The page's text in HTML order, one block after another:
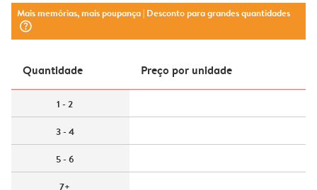
Mais memórias, mais poupança| Desconto para grandes quantidades
question_mark_circle
Quantidade Preço por unidade
1 - 2
3 - 4
5 - 6
7+